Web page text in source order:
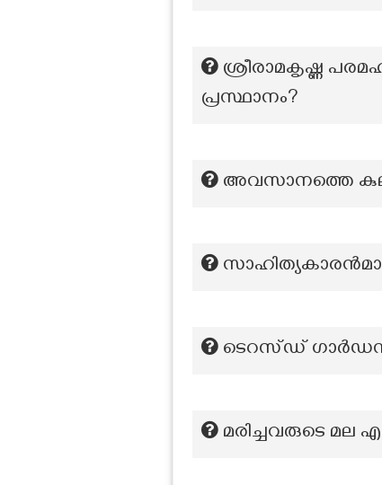
ശ്രീരാമകൃഷ്ണ
പ്രസ്ഥാനം?
അവസാനത്തെ
ടെറസ്ഡ് ഗാർഡൻ
മരിച്ചവരുടെ മല